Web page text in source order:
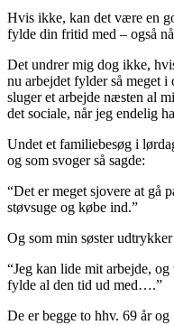
Hvis ikke, kan det være en
fylde din fritid med – også
Det undrer mig dog ikke,
nu arbejdet fylder så meget
sluger et arbejde næsten al
det sociale, når jeg endelig
Undet et familiebesøg i
og som svoger så sagde:
“Det er meget sjovere at gå
støvsuge og købe ind.”
Og som min søster udtrykker
“Jeg kan lide mit arbejde,
fylde al den tid ud med….”
De er begge to hhv. 69 år